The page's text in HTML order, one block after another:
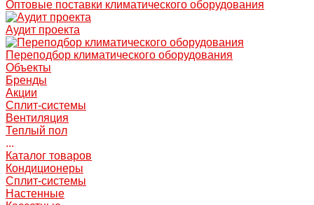
Оптовые поставки климатического оборудования
Аудит проекта
Переподбор климатического оборудования
Объекты
Бренды
Акции
Сплит-системы
Вентиляция
Теплый пол
...
Каталог товаров
Кондиционеры
Сплит-системы
Настенные